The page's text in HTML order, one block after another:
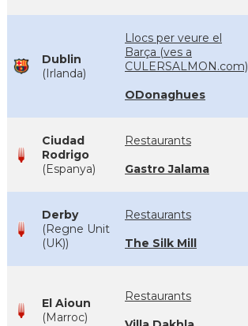
Dublin
(Irlanda)
Llocs per veure el
Barça (ves a
CULERSALMON.com)
ODonaghues
Ciudad
Rodrigo
(Espanya)
Restaurants
Gastro Jalama
Derby
(Regne Unit
(UK))
Restaurants
The Silk Mill
El Aioun
(Marroc)
Restaurants